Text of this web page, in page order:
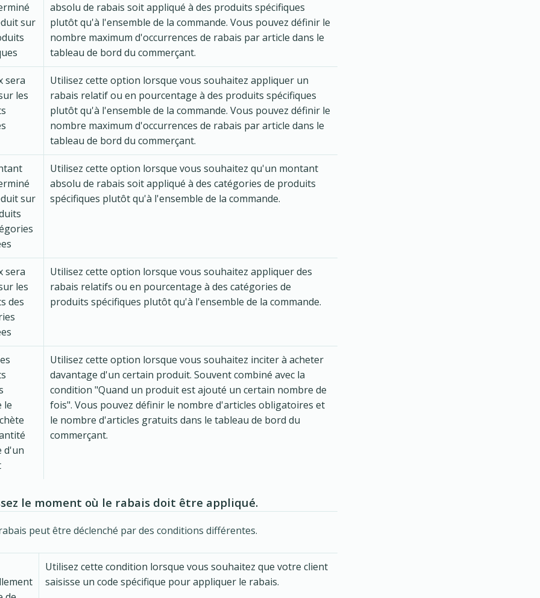
sur
absolu de rabais soit appliqué à des produits spécifiques
plutôt qu'à l'ensemble de la commande. Vous pouvez définir le
nombre maximum d'occurrences de rabais par article dans le
tableau de bord du commerçant.
sera
les
Utilisez cette option lorsque vous souhaitez appliquer un
rabais relatif ou en pourcentage à des produits spécifiques
plutôt qu'à l'ensemble de la commande. Vous pouvez définir le
nombre maximum d'occurrences de rabais par article dans le
tableau de bord du commerçant.
sur
Utilisez cette option lorsque vous souhaitez qu'un montant
absolu de rabais soit appliqué à des catégories de produits
spécifiques plutôt qu'à l'ensemble de la commande.
sera
les
des
Utilisez cette option lorsque vous souhaitez appliquer des
rabais relatifs ou en pourcentage à des catégories de
produits spécifiques plutôt qu'à l'ensemble de la commande.
le
d'un
Utilisez cette option lorsque vous souhaitez inciter à acheter
davantage d'un certain produit. Souvent combiné avec la
condition "Quand un produit est ajouté un certain nombre de
fois". Vous pouvez définir le nombre d'articles obligatoires et
le nombre d'articles gratuits dans le tableau de bord du
commerçant.
le moment où le rabais doit être appliqué.
peut être déclenché par des conditions différentes.
Utilisez cette condition lorsque vous souhaitez que votre client
saisisse un code spécifique pour appliquer le rabais.